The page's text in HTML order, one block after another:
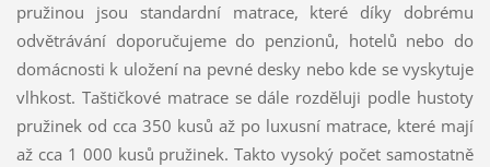
pružinou jsou standardní matrace, které díky dobrému
odvětrávání doporučujeme do penzionů, hotelů nebo do
domácnosti k uložení na pevné desky nebo kde se vyskytuje
vlhkost. Taštičkové matrace se dále rozděluji podle hustoty
pružinek od cca 350 kusů až po luxusní matrace, které mají
až cca 1 000 kusů pružinek. Takto vysoký počet samostatně